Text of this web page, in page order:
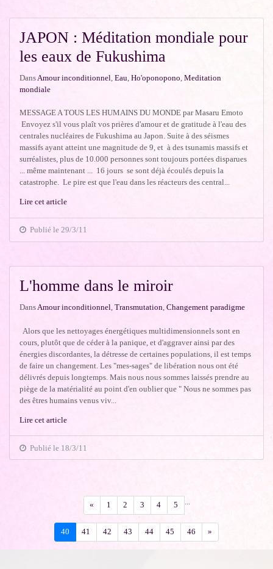
JAPON : Méditation mondiale pour
les eaux de Fukushima
Dans Amour inconditionnel ,Eau ,Ho'oponopono ,Meditation
mondiale
MESSAGE A TOUS LES HUMAINS DU MONDE par Masaru Emoto
Envoyez s'il vous plaît vos prières d'amour et de gratitude à l'eau des
centrales nucléaires de Fukushima au Japon. Suite à des séismes
massifs ayant atteint une magnitude de 9, et à des tsunamis massifs et
surréalistes, plus de 10.000 personnes sont toujours portées disparues
... même maintenant ... 16 jours se sont déjà écoulés depuis la
catastrophe. Le pire est que l'eau dans les réacteurs des central...
Lire cet article
Publié le 29/3/11
L'homme dans le miroir
DansAmour inconditionnel,Transmutation,Changement paradigme
Alors que les nettoyages énergétiques multidimensionnels sont en
cours, plutôt que de céder à la panique, et d'aggraver ainsi par des
énergies discordantes, la détresse de certaines populations, il est temps
de faire un changement. Les "mes-sages" de libération nous ont été
délivrés depuis longtemps. Mais nous nous sommes laissés prendre au
piège de la matérialité au point d'en oublier que " Nous ne sommes pas
des êtres humains venus viv...
Lire cet article
Publié le 18/3/11
« Précédent
1 2 3 4 5
40 41 42 43 44 45 46 »